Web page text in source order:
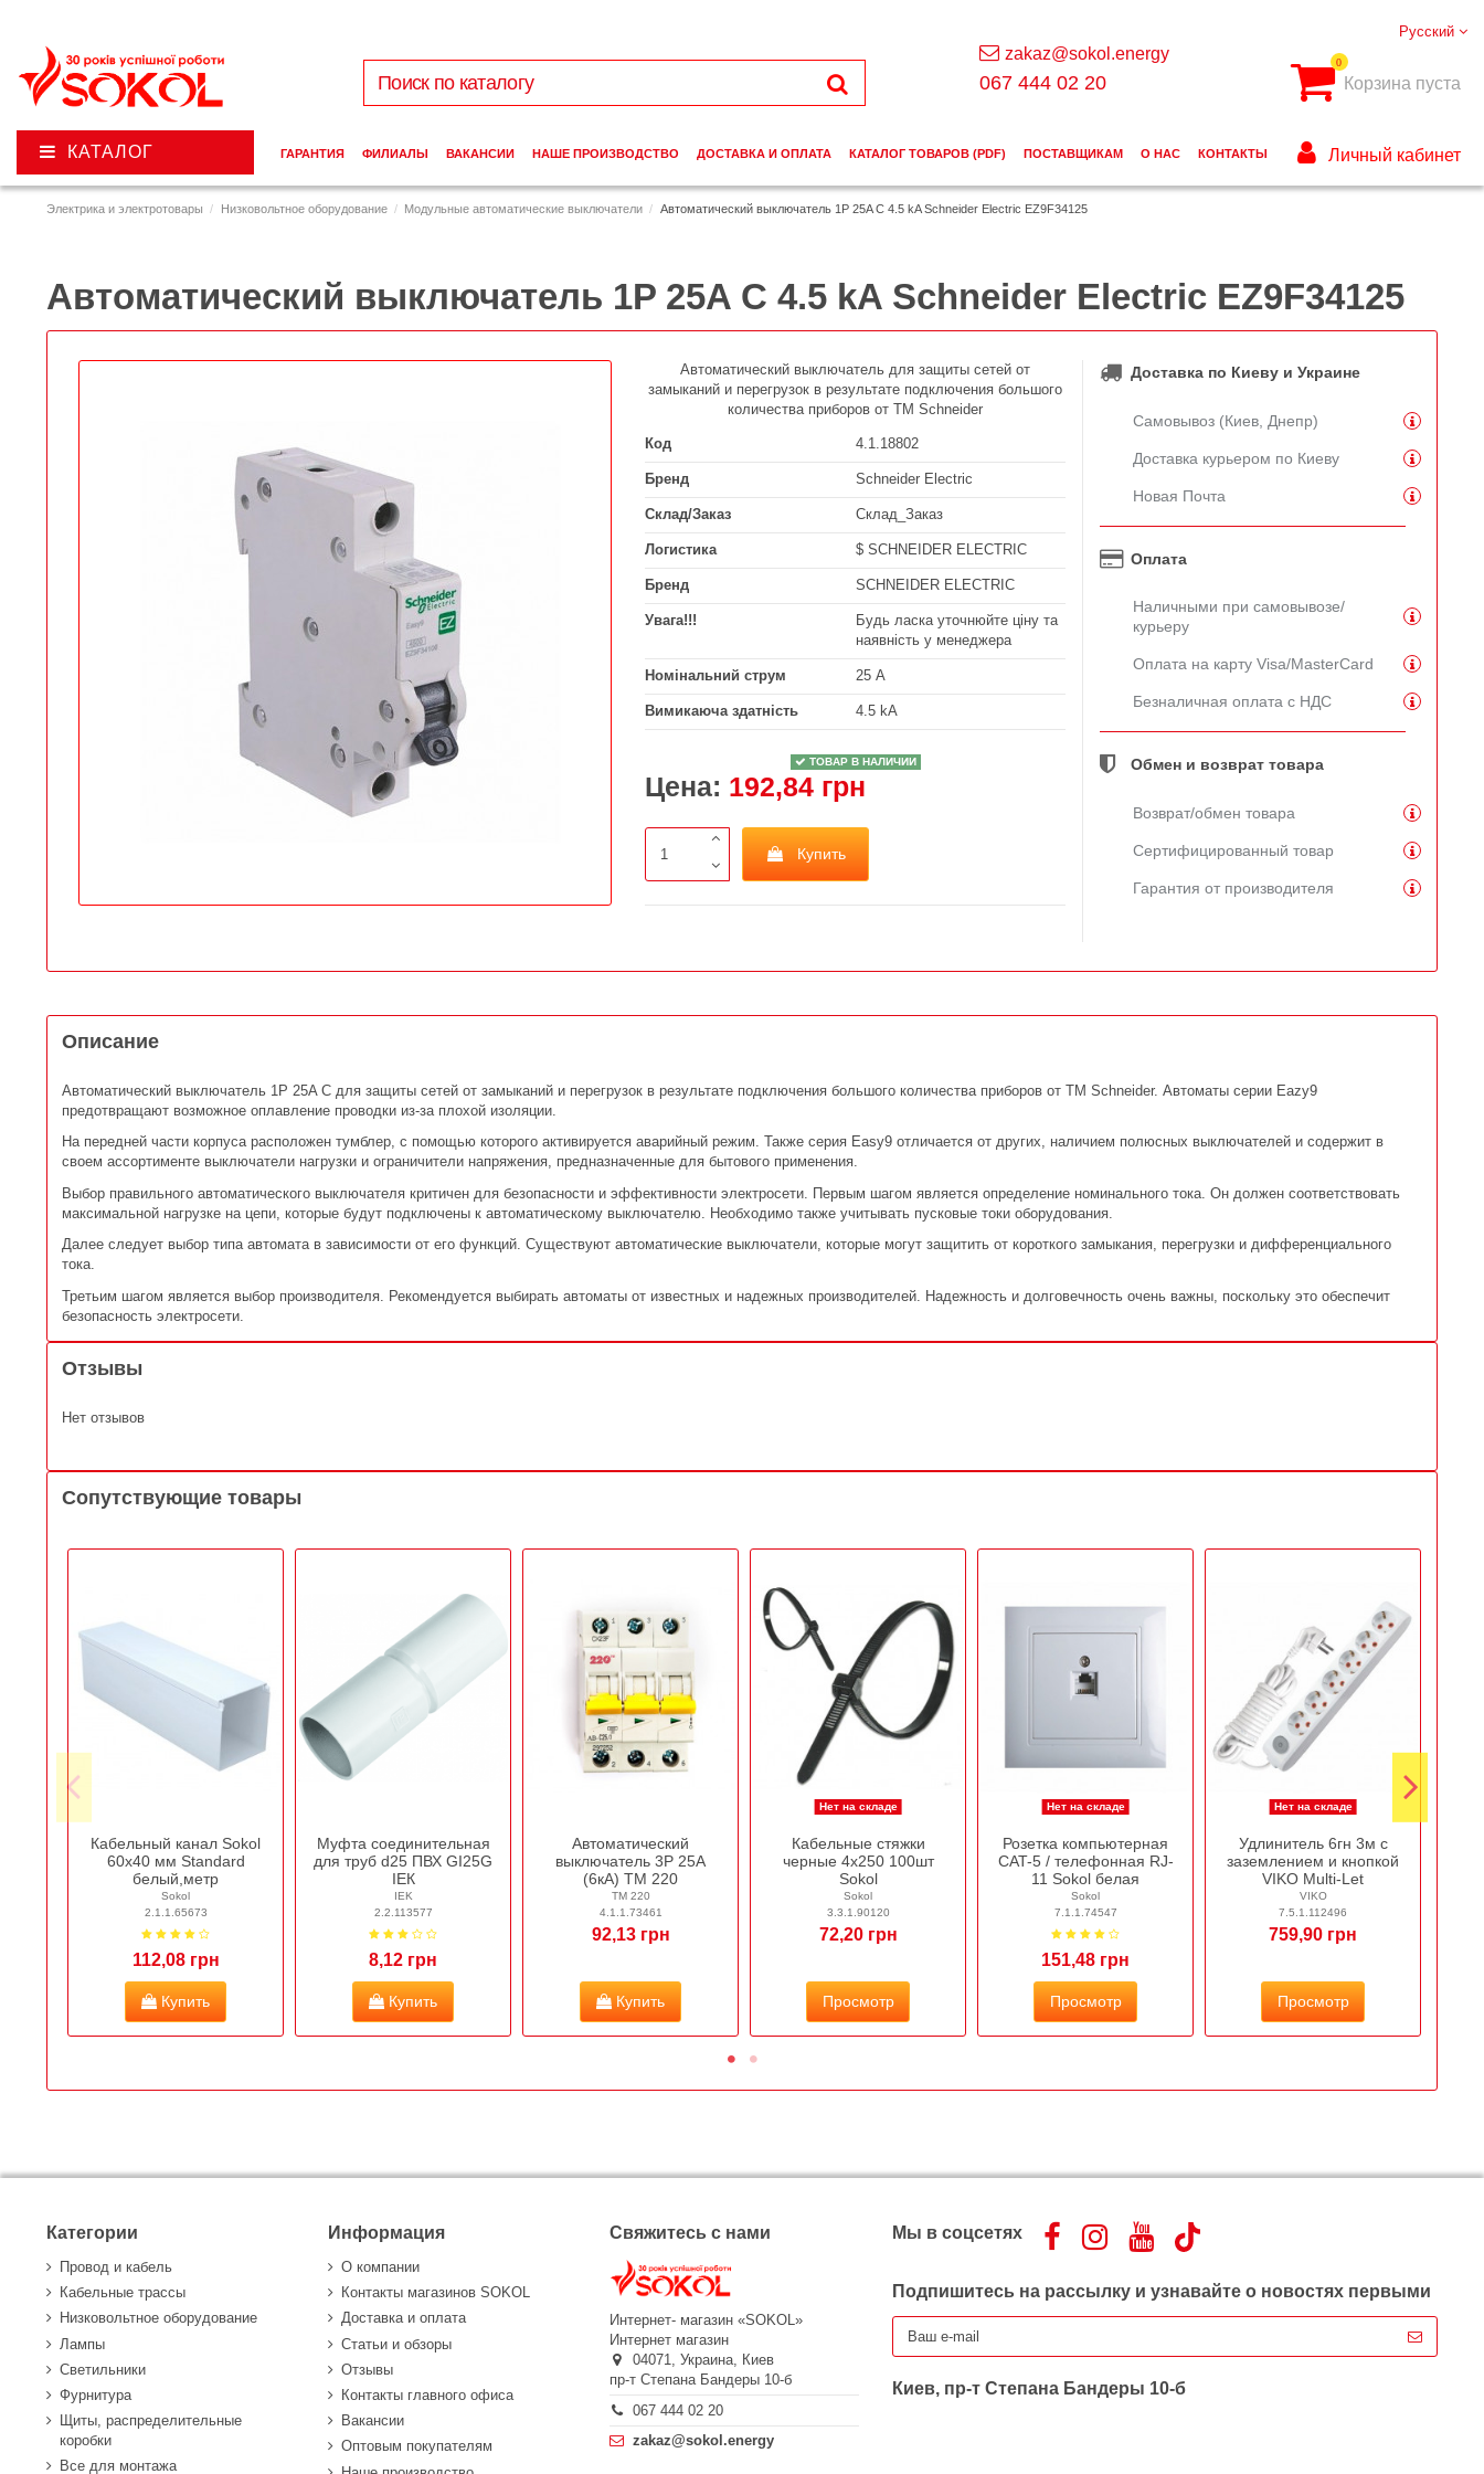
Электрика и электротовары Низковольтное оборудование Модульные автоматические выключатели Автоматический выключатель 1P 25A C 4.5 kA Schneider Electric EZ9F34125
Автоматический выключатель 1P 25A C 4.5 kA Schneider Electric EZ9F34125
Автоматический выключатель для защиты сетей от
замыканий и перегрузок в результате подключения большого
количества приборов от ТМ Schneider
Код 4.1.18802
Бренд Schneider Electric
Склад/Заказ Склад_Заказ
Логистика $ SCHNEIDER ELECTRIC
Бренд SCHNEIDER ELECTRIC
Увага!!!
Будь ласка уточнюйте ціну та
наявність у менеджера
Номінальний струм 25 А
Вимикаюча здатність 4.5 kA
ТОВАР В НАЛИЧИИ
Цена: 192,84 грн
Купить
Доставка по Киеву и Украине
Самовывоз (Киев, Днепр)
Доставка курьером по Киеву
Новая Почта
Оплата
Наличными при самовывозе/
курьеру
Оплата на карту Visa/MasterCard
Безналичная оплата с НДС
Обмен и возврат товара
Возврат/обмен товара
Сертифицированный товар
Гарантия от производителя
Описание
Автоматический выключатель 1P 25A C для защиты сетей от замыканий и перегрузок в результате подключения большого количества приборов от ТМ Schneider. Автоматы серии Eazy9
предотвращают возможное оплавление проводки из-за плохой изоляции.
На передней части корпуса расположен тумблер, с помощью которого активируется аварийный режим. Также серия Easy9 отличается от других, наличием полюсных выключателей и содержит в
своем ассортименте выключатели нагрузки и ограничители напряжения, предназначенные для бытового применения.
Выбор правильного автоматического выключателя критичен для безопасности и эффективности электросети. Первым шагом является определение номинального тока. Он должен соответствовать
максимальной нагрузке на цепи, которые будут подключены к автоматическому выключателю. Необходимо также учитывать пусковые токи оборудования.
Далее следует выбор типа автомата в зависимости от его функций. Существуют автоматические выключатели, которые могут защитить от короткого замыкания, перегрузки и дифференциального
тока.
Третьим шагом является выбор производителя. Рекомендуется выбирать автоматы от известных и надежных производителей. Надежность и долговечность очень важны, поскольку это обеспечит
безопасность электросети.
Отзывы
Нет отзывов
Сопутствующие товары
Кабельный канал Sokol
60х40 мм Standard
белый,метр
Sokol
2.1.1.65673
112,08 грн
Купить
Муфта соединительная
для труб d25 ПВХ GI25G
ІЕК
IEK
2.2.113577
8,12 грн
Купить
Автоматический
выключатель 3Р 25А
(6кА) ТМ 220
ТМ 220
4.1.1.73461
92,13 грн
Купить
Нет на складе
Кабельные стяжки
черные 4х250 100шт
Sokol
Sokol
3.3.1.90120
72,20 грн
Просмотр
Нет на складе
Розетка компьютерная
CAT-5 / телефонная RJ-
11 Sokol белая
Sokol
7.1.1.74547
151,48 грн
Просмотр
Нет на складе
Удлинитель 6гн 3м с
заземлением и кнопкой
VIKO Multi-Let
VIKO
7.5.1.112496
759,90 грн
Просмотр
Русский
zakaz@sokol.energy
067 444 02 20
0
Корзина пуста
КАТАЛОГ ГАРАНТИЯ ФИЛИАЛЫ ВАКАНСИИ НАШЕ ПРОИЗВОДСТВО ДОСТАВКА И ОПЛАТА КАТАЛОГ ТОВАРОВ (PDF) ПОСТАВЩИКАМ О НАС КОНТАКТЫ Личный кабинет
Категории
Провод и кабель
Кабельные трассы
Низковольтное оборудование
Лампы
Светильники
Фурнитура
Щиты, распределительные
коробки
Все для монтажа
Информация
О компании
Контакты магазинов SOKOL
Доставка и оплата
Статьи и обзоры
Отзывы
Контакты главного офиса
Вакансии
Оптовым покупателям
Свяжитесь с нами
Интернет- магазин «SOKOL»
Интернет магазин
04071,Украина, Киев
пр-т Степана Бандеры 10-б
067 444 02 20
zakaz@sokol.energy
Мы в соцсетях
Подпишитесь на рассылку и узнавайте о новостях первыми
Киев, пр-т Степана Бандеры 10-б